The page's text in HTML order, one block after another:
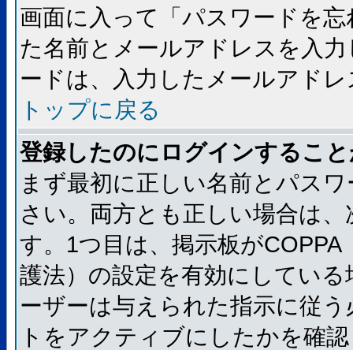
画面に入って「パスワードを
た名前とメールアドレスを入
ードは、入力したメールアド
トップに戻る
登録したのにログインするこ
まず最初に正しい名前とパス
さい。両方とも正しい場合は
す。1つ目は、掲示板が
護法）の設定を有効にしてい
ーザーは与えられた指示に従
トをアクティブにしたかを確